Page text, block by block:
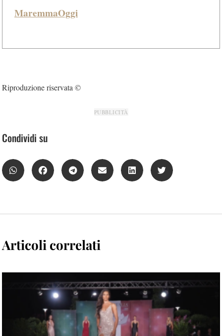
MaremmaOggi
Riproduzione riservata ©
PUBBLICITÀ
Condividi su
Articoli correlati